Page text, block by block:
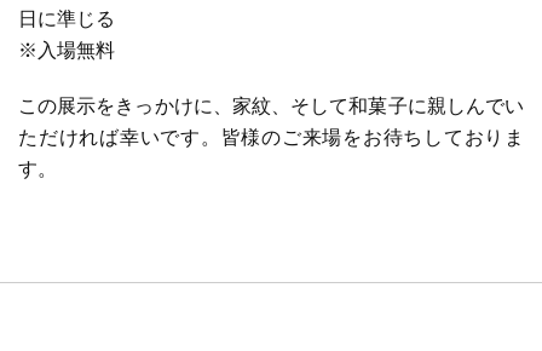
日に準じる
※入場無料
この展示をきっかけに、家紋、そして和菓子に親しんでい
ただければ幸いです。皆様のご来場をお待ちしておりま
す。